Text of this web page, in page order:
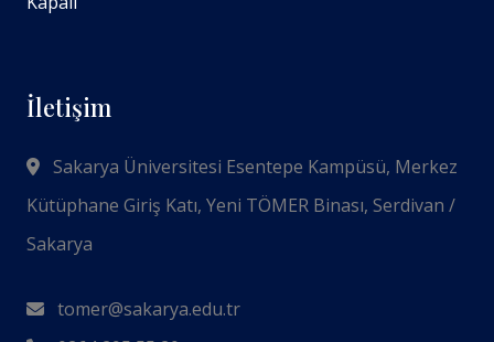
İletişim
Sakarya Üniversitesi Esentepe Kampüsü, Merkez
Kütüphane Giriş Katı, Yeni TÖMER Binası, Serdivan /
Sakarya
tomer@sakarya.edu.tr